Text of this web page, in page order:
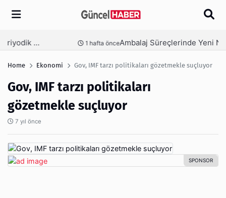
Arama
Ambalaj Süreçlerinde Yeni Nesil Verimliliği Olimpack ile Yakalayın 3 hafta önce
Home Ekonomi Gov, IMF tarzı politikaları gözetmekle suçluyor
Gov, IMF tarzı politikaları
gözetmekle suçluyor
7 yıl önce